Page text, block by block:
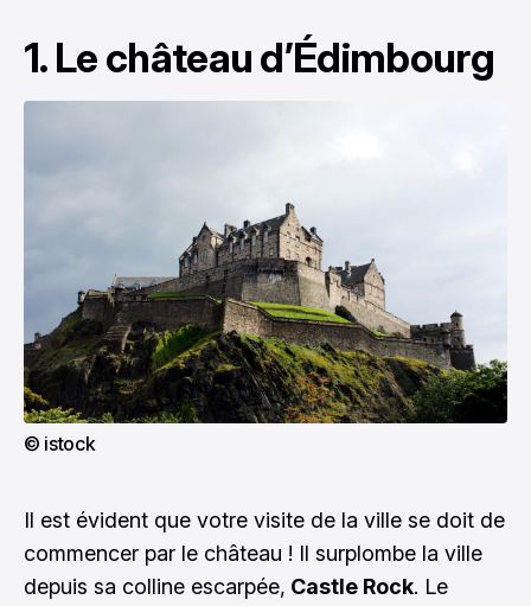
1. Le château d’Édimbourg
© istock
Il est évident que votre visite de la ville se doit de
commencer par le château ! Il surplombe la ville
depuis sa colline escarpée, Castle Rock. Le